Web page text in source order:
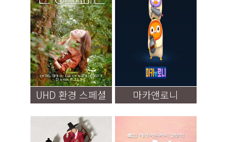
UHD 환경 스페셜 마카앤로니